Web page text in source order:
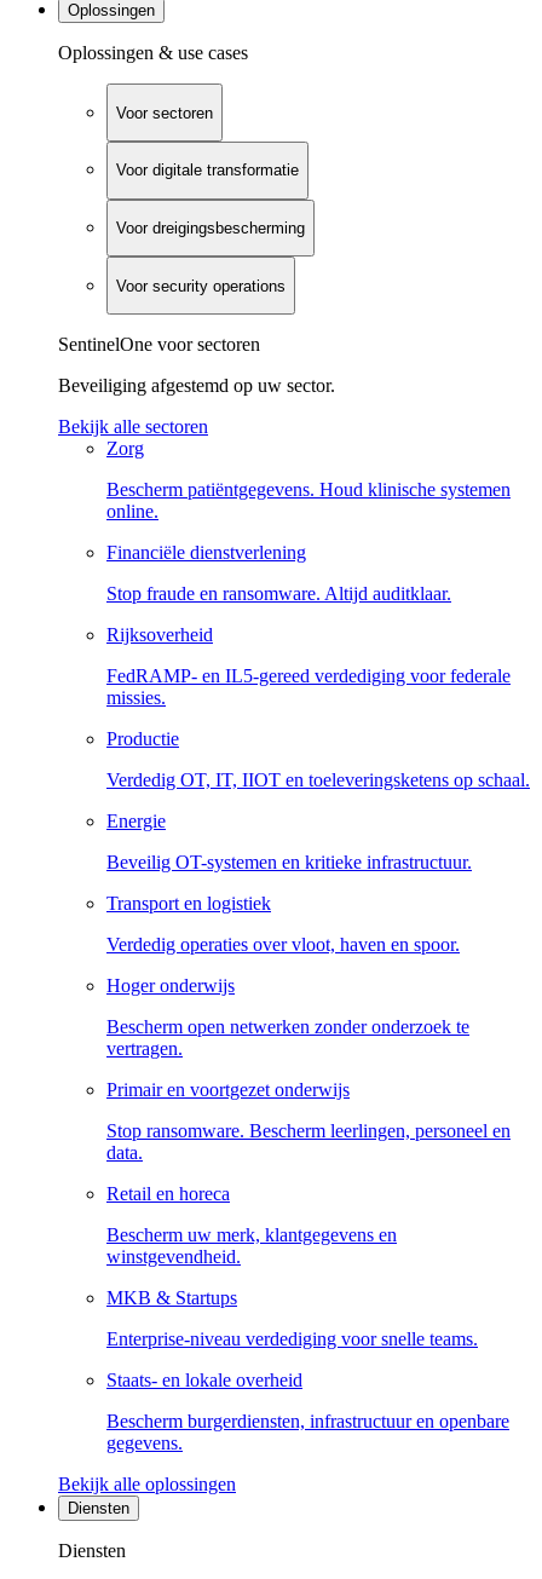
Oplossingen
Oplossingen & use cases
Voor sectoren
Voor digitale transformatie
Voor dreigingsbescherming
Voor security operations
SentinelOne voor sectoren
Beveiliging afgestemd op uw sector.
Bekijk alle sectoren
Zorg
Bescherm patiëntgegevens. Houd klinische systemen
online.
Financiële dienstverlening
Stop fraude en ransomware. Altijd auditklaar.
Rijksoverheid
FedRAMP- en IL5-gereed verdediging voor federale
missies.
Productie
Verdedig OT, IT, IIOT en toeleveringsketens op schaal.
Energie
Beveilig OT-systemen en kritieke infrastructuur.
Transport en logistiek
Verdedig operaties over vloot, haven en spoor.
Hoger onderwijs
Bescherm open netwerken zonder onderzoek te
vertragen.
Primair en voortgezet onderwijs
Stop ransomware. Bescherm leerlingen, personeel en
data.
Retail en horeca
Bescherm uw merk, klantgegevens en
winstgevendheid.
MKB & Startups
Enterprise-niveau verdediging voor snelle teams.
Staats- en lokale overheid
Bescherm burgerdiensten, infrastructuur en openbare
gegevens.
Bekijk alle oplossingen
Diensten
Diensten